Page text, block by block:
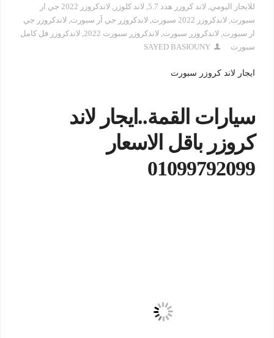
للايجار اليومي, لاند كروزر هدد 5.7 , لاند كلوزر ,
لاندكروزر 2022 جي ار
سبورت, لاندكروزر 2022 سبورت , لاندكروزر جي آر سبورت, لاندكروزر جي
ار سبورت, لاندكروزر سبورت, لاندكروزر سبورت 2022 , لاندكروزر فل كامل
سبورت
SAYED BASIOUNY
ايجار لاند كروزر سبورت
سيارات القمة..ايجار لاند
كروزر باقل الاسعار
01099792099